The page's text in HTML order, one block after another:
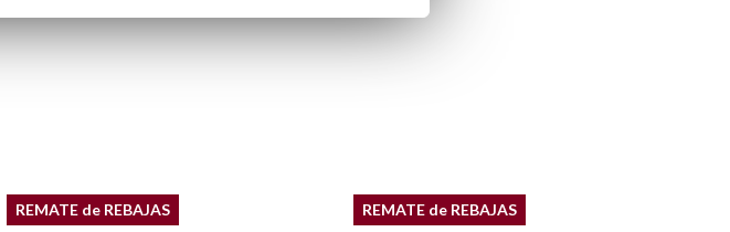
REMATE de REBAJAS REMATE de REBAJAS